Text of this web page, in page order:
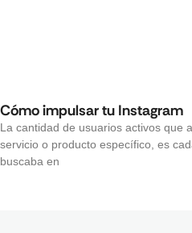
Cómo impulsar tu Instagram
La cantidad de usuarios activos que
servicio o producto específico, es
buscaba en